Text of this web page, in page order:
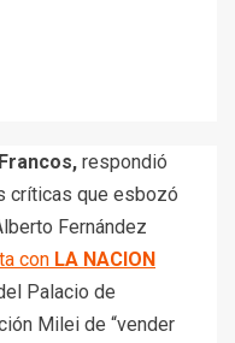
respondió
críticas que esbozó
Fernández
con LA NACION
Palacio de
Milei de “vender